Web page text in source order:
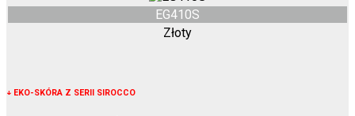
EG410S
Złoty
↓ EKO-SKÓRA Z SERII SIROCCO